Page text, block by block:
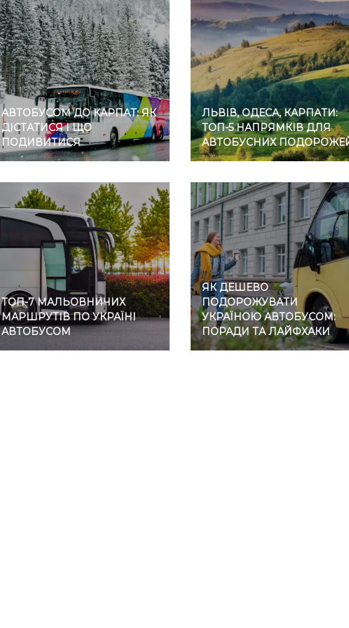
АВТОБУСОМ ДО КАРПАТ: ЯК
ДІСТАТИСЯ І ЩО
ПОДИВИТИСЯ
ЛЬВІВ, ОДЕСА, КАРПАТИ:
ТОП-5 НАПРЯМКІВ ДЛЯ
АВТОБУСНИХ
ТОП-7 МАЛЬОВНИЧИХ
МАРШРУТІВ ПО УКРАЇНІ
АВТОБУСОМ
ЯК ДЕШЕВО
ПОДОРОЖУВАТИ
УКРАЇНОЮ АВТОБУСОМ:
ПОРАДИ ТА ЛАЙФХАКИ